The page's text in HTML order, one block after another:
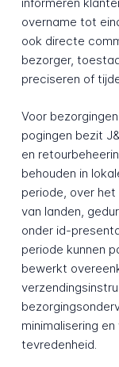
overname tot
ook directe
bezorger,
preciseren of
Voor
pogingen bezit
en
behouden in
periode, over
van landen,
onder id-
periode kunnen
bewerkt
minimalisering
tevredenheid.